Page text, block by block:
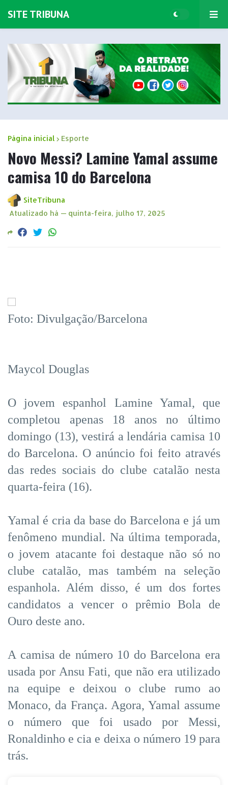
SITE TRIBUNA
Página inicial Esporte
Novo Messi? Lamine Yamal assume
camisa 10 do Barcelona
SiteTribuna
Atualizado há — quinta-feira, julho 17, 2025
Foto: Divulgação/Barcelona
Maycol Douglas
O jovem espanhol Lamine Yamal, que
completou apenas 18 anos no último
domingo (13), vestirá a lendária camisa 10
do Barcelona. O anúncio foi feito através
das redes sociais do clube catalão nesta
quarta-feira (16).
Yamal é cria da base do Barcelona e já um
fenômeno mundial. Na última temporada,
o jovem atacante foi destaque não só no
clube catalão, mas também na seleção
espanhola. Além disso, é um dos fortes
candidatos a vencer o prêmio Bola de
Ouro deste ano.
A camisa de número 10 do Barcelona era
usada por Ansu Fati, que não era utilizado
na equipe e deixou o clube rumo ao
Monaco, da França. Agora, Yamal assume
o número que foi usado por Messi,
Ronaldinho e cia e deixa o número 19 para
trás.